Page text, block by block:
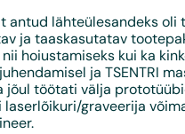
antud lähteülesandeks oli
ja taaskasutatav
hoiustamiseks kui ka
ja TSENTRI
jõul töötati välja
laserlõikuri/graveerija